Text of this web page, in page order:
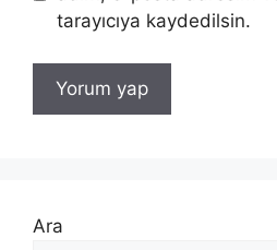
tarayıcıya kaydedilsin.
Ara